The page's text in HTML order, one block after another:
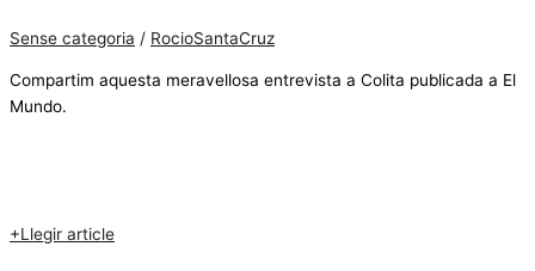
Sense categoria / RocioSantaCruz
Compartim aquesta meravellosa entrevista a Colita publicada a El
Mundo.
+Llegir article